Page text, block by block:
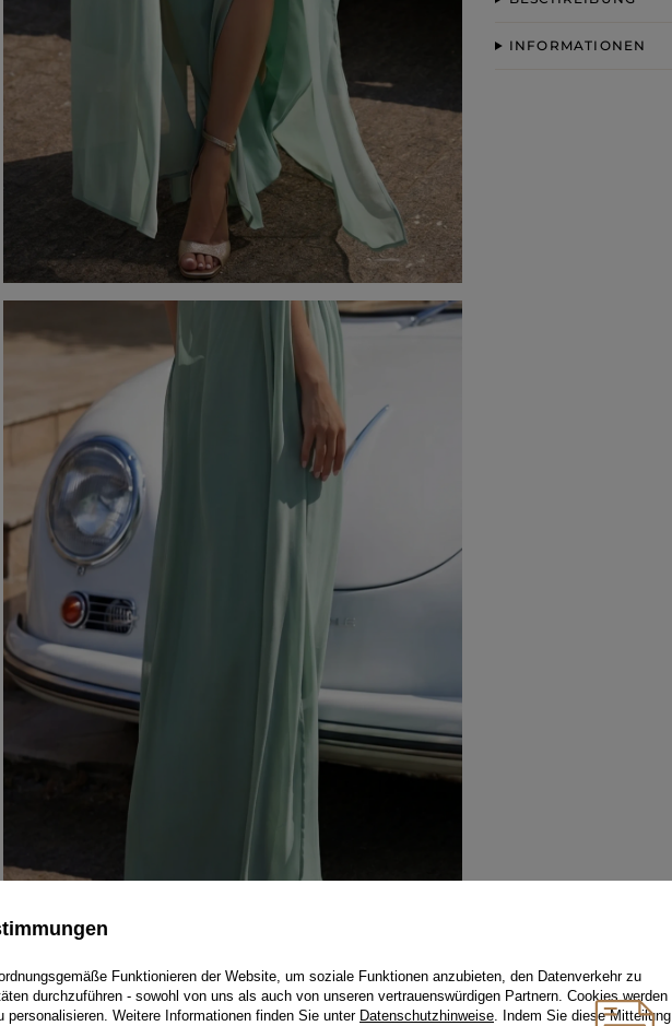
INFORMATIONEN
Funktionieren der Website, um soziale Funktionen anzubieten, den Datenverkehr zu
durchzuführen - sowohl von uns als auch von unseren vertrauenswürdigen Partnern. Cookies werden
personalisieren. Weitere Informationen finden Sie unter Datenschutzhinweise. Indem Sie diese Mitteilung